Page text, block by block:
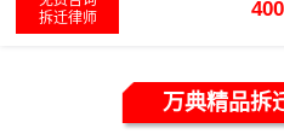
拆迁律师
万典精品拆